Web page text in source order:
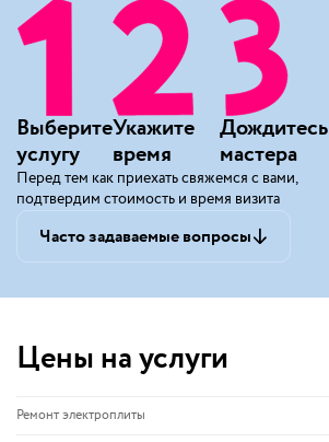
Выберите
услугу
Укажите
время
Дождитесь
мастера
Перед тем как приехать свяжемся с вами,
подтвердим стоимость и время визита
Часто задаваемые вопросы
Цены на услуги
Ремонт электроплиты